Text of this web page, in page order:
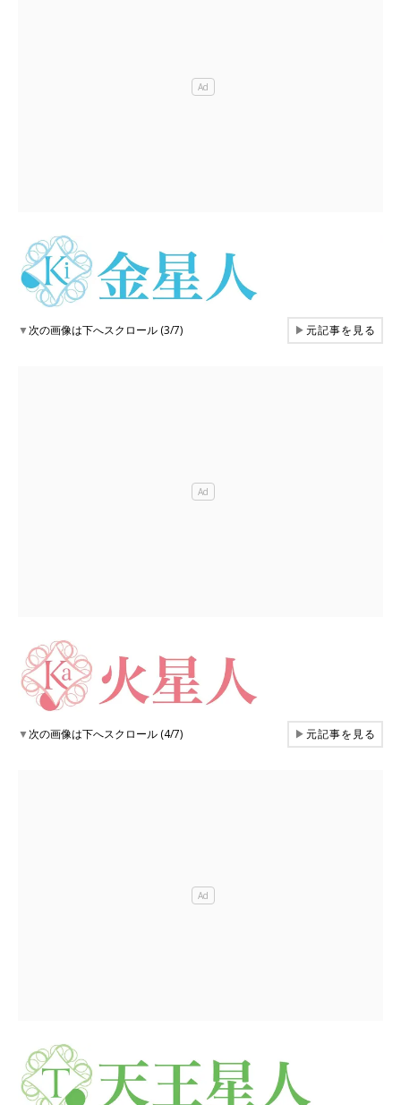
▼次の画像は下へスクロール (3/7) ▶元記事を見る
▼次の画像は下へスクロール (4/7) ▶元記事を見る